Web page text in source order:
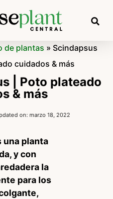
de plantas » Scindapsus
cuidados & más
| Poto plateado
& más
on: marzo 18, 2022
una planta
y con
la
para los